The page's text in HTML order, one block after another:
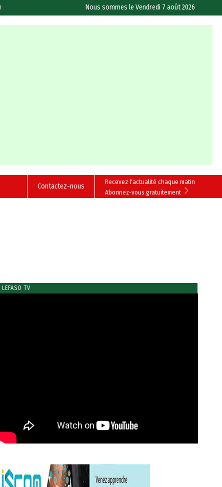
Nous sommes leVendredi 7 août 2026
Recevez l'actualité chaque matin
Abonnez-vous gratuitement
Contactez-nous
LEFASO TV